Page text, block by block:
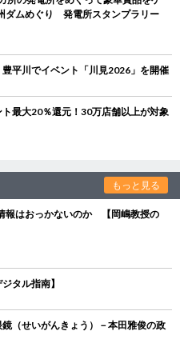
ダムめぐり 発電所スタンプラリー
平川でイベント「川見2026」を開催
最大20％還元！30万店舗以上が対象
もっと見る
報はおっかないのか 【岡嶋教授の
タル指南】
（せいがんきょう）－本田雅俊の政